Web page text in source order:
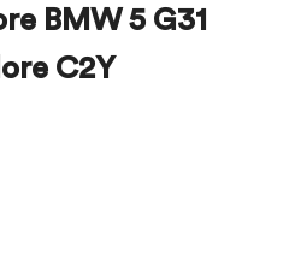
BMW 5 G31
C2Y